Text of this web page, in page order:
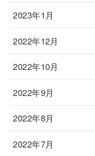
2023年1月
2022年12月
2022年10月
2022年9月
2022年8月
2022年7月